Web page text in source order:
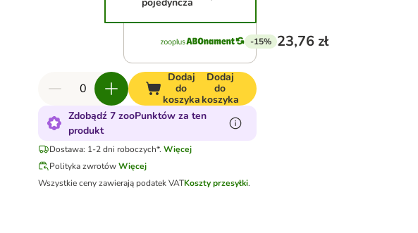
-15% 23,76 zł
Dodaj
do
koszyka
Dodaj
do
koszyka
Zdobądź 7 zooPunktów za ten
produkt
Dostawa: 1-2 dni roboczych*. Więcej
Polityka zwrotów Więcej
Wszystkie ceny zawierają podatek VATKoszty przesyłki.